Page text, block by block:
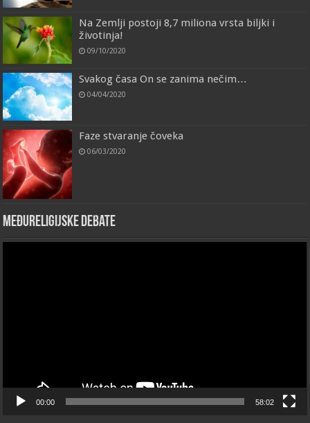
Na Zemlji postoji 8,7 miliona vrsta biljki i
životinja!
09/10/2020
Svakog časa On se zanima nečim…
04/04/2020
Faze stvaranje čoveka
06/03/2020
Međureligijske debate
00:00 58:02